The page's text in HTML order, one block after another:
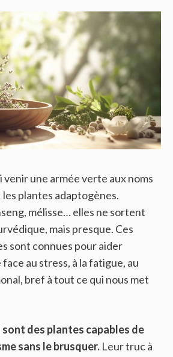
venir une armée verte aux noms
plantes adaptogènes.
mélisse… elles ne sortent
mais presque. Ces
sont connues pour aider
face au stress, à la fatigue, au
bref à tout ce qui nous met
des plantes capables de
sans le brusquer. Leur truc à